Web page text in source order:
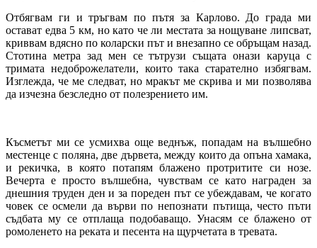
Отбягвам ги и тръгвам по пътя за Карлово. До града ми
остават едва 5 км, но като че ли местата за нощуване липсват,
криввам вдясно по коларски път и внезапно се обръщам назад.
Стотина метра зад мен се тътрузи същата онази каруца с
тримата недоброжелатели, които така старателно избягвам.
Изглежда, че ме следват, но мракът ме скрива и ми позволява
да изчезна безследно от полезрението им.
Късметът ми се усмихва още веднъж, попадам на вълшебно
местенце с поляна, две дървета, между които да опъна хамака,
и рекичка, в която потапям блажено протритите си нозе.
Вечерта е просто вълшебна, чувствам се като награден за
днешния труден ден и за пореден път се убеждавам, че когато
човек се осмели да върви по непознати пътища, често пъти
съдбата му се отплаща подобаващо. Унасям се блажено от
ромоленето на реката и песента на щурчетата в тревата.